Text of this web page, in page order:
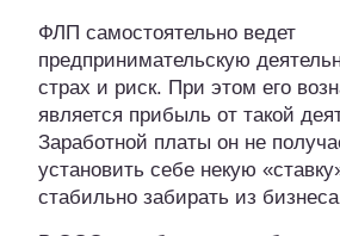
ФЛП самостоятельно ведет
предпринимательскую
страх и риск. При этом его
является прибыль от такой
Заработной платы он не
установить себе некую
стабильно забирать из